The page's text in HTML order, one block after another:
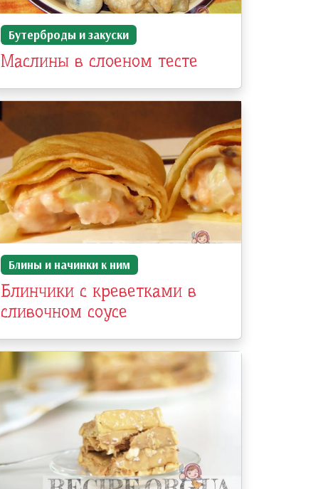
Бутерброды и закуски
Маслины в слоеном тесте
Блины и начинки к ним
Блинчики с креветками в
сливочном соусе